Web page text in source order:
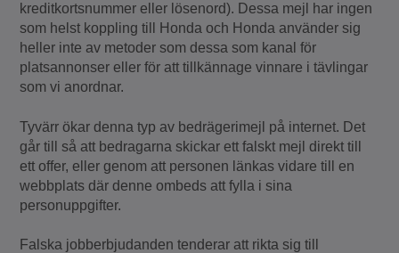
kreditkortsnummer eller lösenord). Dessa mejl har ingen
som helst koppling till Honda och Honda använder sig
heller inte av metoder som dessa som kanal för
platsannonser eller för att tillkännage vinnare i tävlingar
som vi anordnar.
Tyvärr ökar denna typ av bedrägerimejl på internet. Det
går till så att bedragarna skickar ett falskt mejl direkt till
ett offer, eller genom att personen länkas vidare till en
webbplats där denne ombeds att fylla i sina
personuppgifter.
Falska jobberbjudanden tenderar att rikta sig till